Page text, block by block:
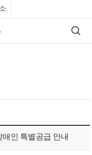
검색
인 특별공급 안내